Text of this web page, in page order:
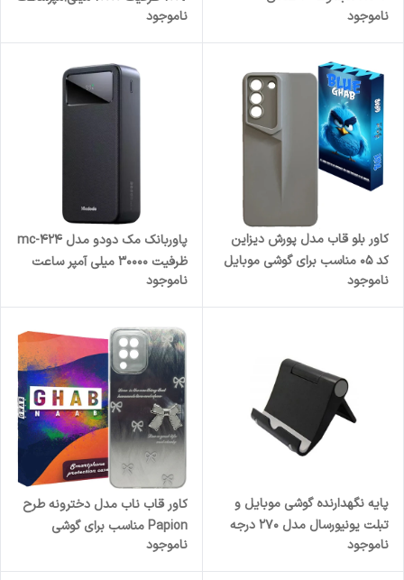
ناموجود
ناموجود
کاور بلو قاب مدل پورش دیزاین
کد 05 مناسب برای گوشی موبایل
سامسونگ Galaxy S21 FE
ناموجود
پاوربانک مک دودو مدل mc-424
ظرفیت 30000 میلی آمپر ساعت
ناموجود
پایه نگهدارنده گوشی موبایل و
تبلت یونیورسال مدل 270 درجه
ناموجود
کاور قاب ناب مدل دخترونه طرح
Papion مناسب برای گوشی
A12 Nacho / M12
ناموجود